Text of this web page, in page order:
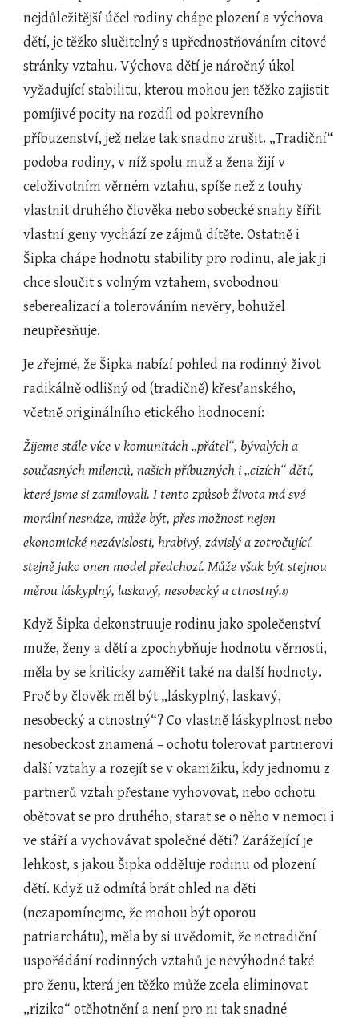
nejdůležitější účel rodiny chápe plození a výchova
dětí, je těžko slučitelný s upřednostňováním citové
stránky vztahu. Výchova dětí je náročný úkol
vyžadující stabilitu, kterou mohou jen těžko zajistit
pomíjivé pocity na rozdíl od pokrevního
příbuzenství, jež nelze tak snadno zrušit. „Tradiční“
podoba rodiny, v níž spolu muž a žena žijí v
celoživotním věrném vztahu, spíše než z touhy
vlastnit druhého člověka nebo sobecké snahy šířit
vlastní geny vychází ze zájmů dítěte. Ostatně i
Šipka chápe hodnotu stability pro rodinu, ale jak ji
chce sloučit s volným vztahem, svobodnou
seberealizací a tolerováním nevěry, bohužel
neupřesňuje.
Je zřejmé, že Šipka nabízí pohled na rodinný život
radikálně odlišný od (tradičně) křesťanského,
včetně originálního etického hodnocení:
Žijeme stále více v komunitách „přátel“, bývalých a
současných milenců, našich příbuzných i „cizích“ dětí,
které jsme si zamilovali. I tento způsob života má své
morální nesnáze, může být, přes možnost nejen
ekonomické nezávislosti, hrabivý, závislý a zotročující
stejně jako onen model předchozí. Může však být stejnou
měrou láskyplný, laskavý, nesobecký a ctnostný.8)
Když Šipka dekonstruuje rodinu jako společenství
muže, ženy a dětí a zpochybňuje hodnotu věrnosti,
měla by se kriticky zaměřit také na další hodnoty.
Proč by člověk měl být „láskyplný, laskavý,
nesobecký a ctnostný“? Co vlastně láskyplnost nebo
nesobeckost znamená – ochotu tolerovat partnerovi
další vztahy a rozejít se v okamžiku, kdy jednomu z
partnerů vztah přestane vyhovovat, nebo ochotu
obětovat se pro druhého, starat se o něho v nemoci i
ve stáří a vychovávat společné děti? Zarážející je
lehkost, s jakou Šipka odděluje rodinu od plození
dětí. Když už odmítá brát ohled na děti
(nezapomínejme, že mohou být oporou
patriarchátu), měla by si uvědomit, že netradiční
uspořádání rodinných vztahů je nevýhodné také
pro ženu, která jen těžko může zcela eliminovat
„riziko“ otěhotnění a není pro ni tak snadné